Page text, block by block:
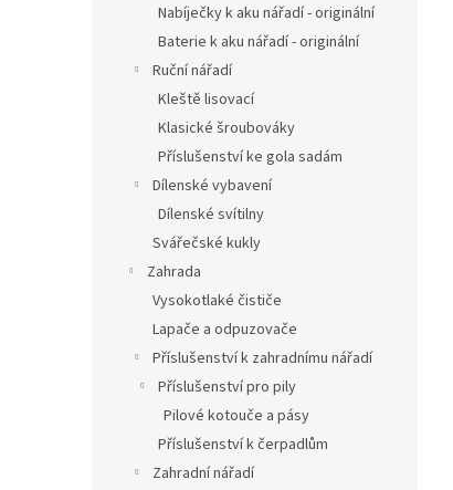
Nabíječky k aku nářadí - originální
Baterie k aku nářadí - originální
Ruční nářadí
Kleště lisovací
Klasické šroubováky
Příslušenství ke gola sadám
Dílenské vybavení
Dílenské svítilny
Svářečské kukly
Zahrada
Vysokotlaké čističe
Lapače a odpuzovače
Příslušenství k zahradnímu nářadí
Příslušenství pro pily
Pilové kotouče a pásy
Příslušenství k čerpadlům
Zahradní nářadí